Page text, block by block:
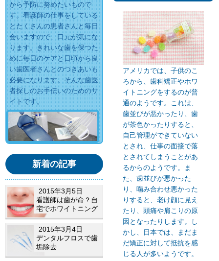
から予防に努めたいもので
す。看護師の仕事をしている
とたくさんの患者さんと毎日
会いますので、口元が気にな
ります。きれいな歯を保つた
めに毎日のケアと日頃から良
い歯医者さんとのつきあいも
必要になります。そんな歯医
者探しのお手伝いのためのサ
イトです。
新着の記事
2015年3月5日
看護師は歯が命？自
宅でホワイトニング
2015年3月4日
デンタルフロスで歯
垢除去
アメリカでは、子供のこ
ろから、歯科矯正やホワ
イトニングをするのが普
通のようです。これは、
歯並びが悪かったり、歯
が茶色かったりすると、
自己管理ができていない
とされ、仕事の面接で落
とされてしまうことがあ
るからのようです。ま
た、歯並びが悪かった
り、噛み合わせ悪かった
りすると、老け顔に見え
たり、頭痛や肩こりの原
因となったりします。し
かし、日本では、まだま
だ矯正に対して抵抗を感
じる人が多いようです。